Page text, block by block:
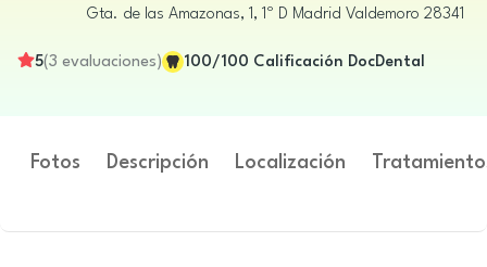
Gta. de las Amazonas, 1, 1º D Madrid Valdemoro 28341
5(3 evaluaciones) 100/100 Calificación DocDental
Fotos Descripción Localización